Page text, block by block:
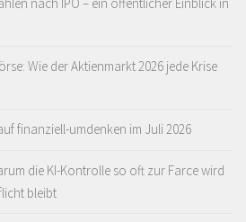
Wie der Aktienmarkt 2026 jede Krise
finanziell-umdenken im Juli 2026
die KI-Kontrolle so oft zur Farce wird
bleibt